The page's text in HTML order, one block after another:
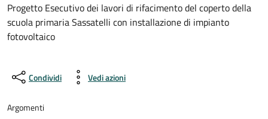
Progetto Esecutivo dei lavori di rifacimento del coperto della
scuola primaria Sassatelli con installazione di impianto
fotovoltaico
Condividi Vedi azioni
Argomenti